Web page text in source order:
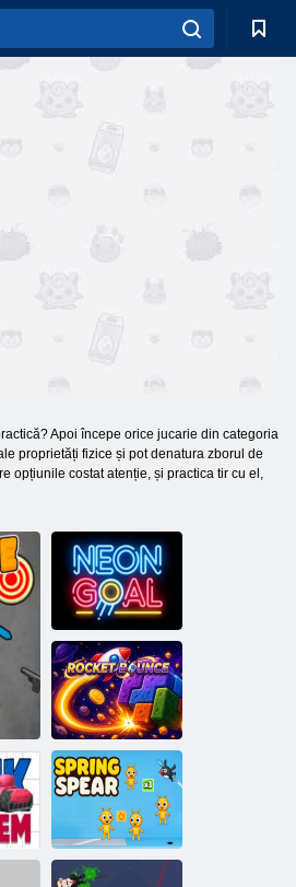
Apoi începe orice jucarie din categoria
proprietăți fizice și pot denatura zborul de
opțiunile costat atenție, și practica tir cu el,
Neon Gol
Rocket Bounce